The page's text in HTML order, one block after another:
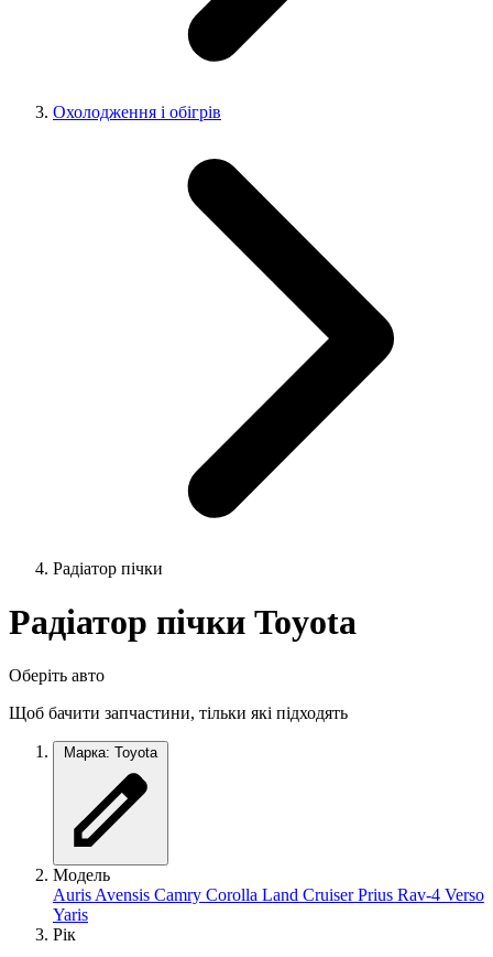
Охолодження і обігрів
Радіатор пічки
Радіатор пічки Toyota
Оберіть авто
Щоб бачити запчастини, тільки які підходять
Марка: Toyota
Модель
AurisAvensis Camry Corolla Land CruiserPrius Rav-4 Verso
Yaris
Рік